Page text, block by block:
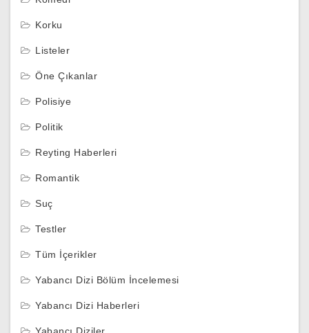
Korku
Listeler
Öne Çıkanlar
Polisiye
Politik
Reyting Haberleri
Romantik
Suç
Testler
Tüm İçerikler
Yabancı Dizi Bölüm İncelemesi
Yabancı Dizi Haberleri